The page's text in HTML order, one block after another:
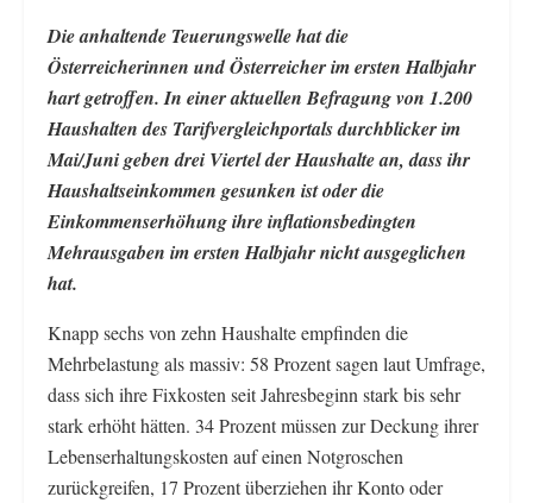
Die anhaltende Teuerungswelle hat die
Österreicherinnen und Österreicher im ersten Halbjahr
hart getroffen. In einer aktuellen Befragung von 1.200
Haushalten des Tarifvergleichportals durchblicker im
Mai/Juni geben drei Viertel der Haushalte an, dass ihr
Haushaltseinkommen gesunken ist oder die
Einkommenserhöhung ihre inflationsbedingten
Mehrausgaben im ersten Halbjahr nicht ausgeglichen
hat.
Knapp sechs von zehn Haushalte empfinden die
Mehrbelastung als massiv: 58 Prozent sagen laut Umfrage,
dass sich ihre Fixkosten seit Jahresbeginn stark bis sehr
stark erhöht hätten. 34 Prozent müssen zur Deckung ihrer
Lebenserhaltungskosten auf einen Notgroschen
zurückgreifen, 17 Prozent überziehen ihr Konto oder